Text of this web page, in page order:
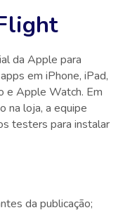
da Apple para
em iPhone, iPad,
e Apple Watch. Em
na loja, a equipe
testers para instalar
da publicação;